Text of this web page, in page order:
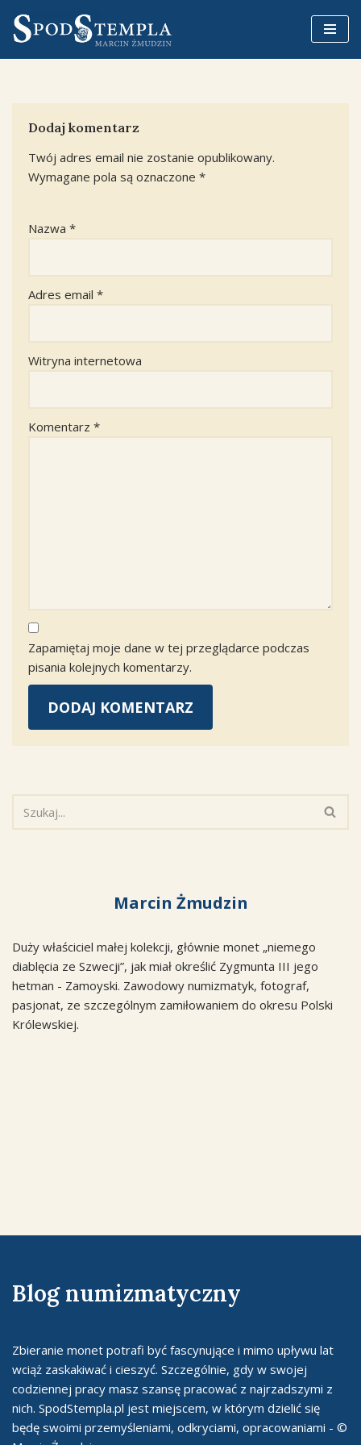
Przejdź
do
Dodaj komentarz
Twój adres email nie zostanie opublikowany.
Wymagane pola są oznaczone *
Nazwa *
Adres email *
Witryna internetowa
Komentarz *
Zapamiętaj moje dane w tej przeglądarce podczas
pisania kolejnych komentarzy.
Marcin Żmudzin
Duży właściciel małej kolekcji, głównie monet „niemego
diablęcia ze Szwecji”, jak miał określić Zygmunta III jego
hetman - Zamoyski. Zawodowy numizmatyk, fotograf,
pasjonat, ze szczególnym zamiłowaniem do okresu Polski
Królewskiej.
Blog numizmatyczny
Zbieranie monet potrafi być fascynujące i mimo upływu lat
wciąż zaskakiwać i cieszyć. Szczególnie, gdy w swojej
codziennej pracy masz szansę pracować z najrzadszymi z
nich. SpodStempla.pl jest miejscem, w którym dzielić się
będę swoimi przemyśleniami, odkryciami, opracowaniami - ©